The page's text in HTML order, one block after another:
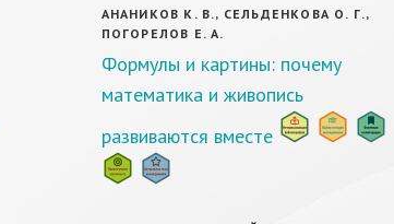
АНАНИКОВ К. В., СЕЛЬДЕНКОВА О. Г.,
ПОГОРЕЛОВ Е. А.
Формулы и картины: почему
математика и живопись
развиваются вместе